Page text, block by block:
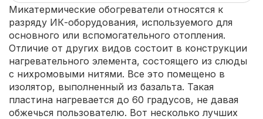
Микатермические обогреватели относятся к
разряду ИК-оборудования, используемого для
основного или вспомогательного отопления.
Отличие от других видов состоит в конструкции
нагревательного элемента, состоящего из слюды
с нихромовыми нитями. Все это помещено в
изолятор, выполненный из базальта. Такая
пластина нагревается до 60 градусов, не давая
обжечься пользователю. Вот несколько лучших